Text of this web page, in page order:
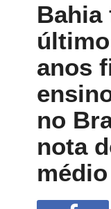
Bahia
anos
no
nota